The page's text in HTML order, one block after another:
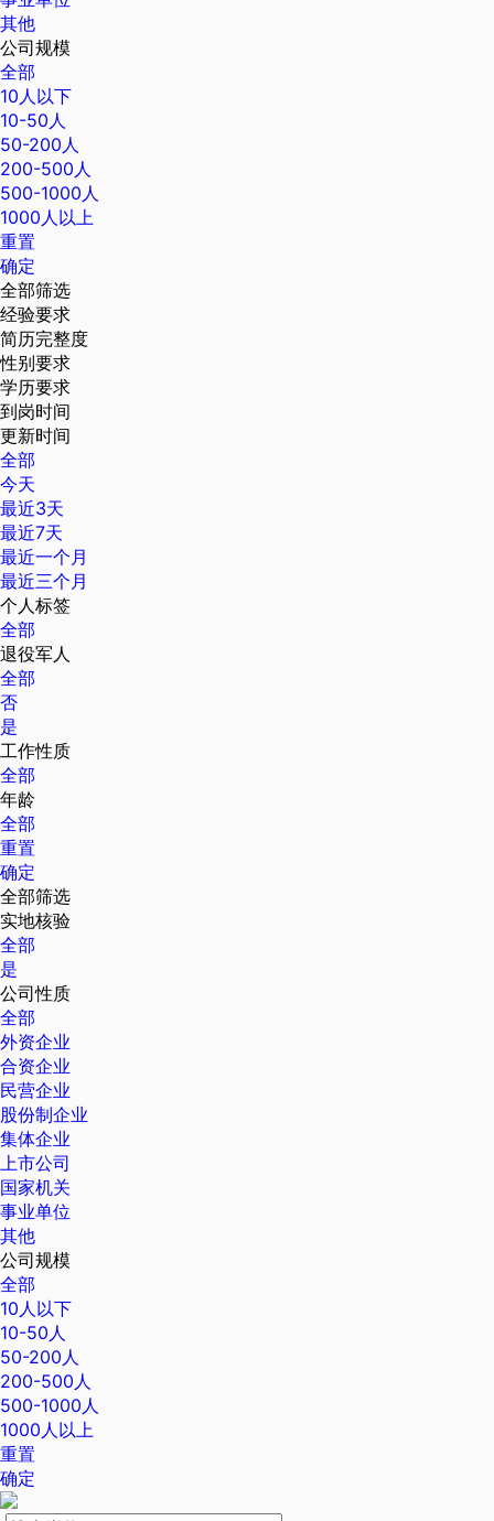
其他
公司规模
全部
10人以下
10-50人
50-200人
200-500人
500-1000人
1000人以上
重置
确定
全部筛选
经验要求
简历完整度
性别要求
学历要求
到岗时间
更新时间
全部
今天
最近3天
最近7天
最近一个月
最近三个月
个人标签
全部
退役军人
全部
否
是
工作性质
全部
年龄
全部
重置
确定
全部筛选
实地核验
全部
是
公司性质
全部
外资企业
合资企业
民营企业
股份制企业
集体企业
上市公司
国家机关
事业单位
其他
公司规模
全部
10人以下
10-50人
50-200人
200-500人
500-1000人
1000人以上
重置
确定